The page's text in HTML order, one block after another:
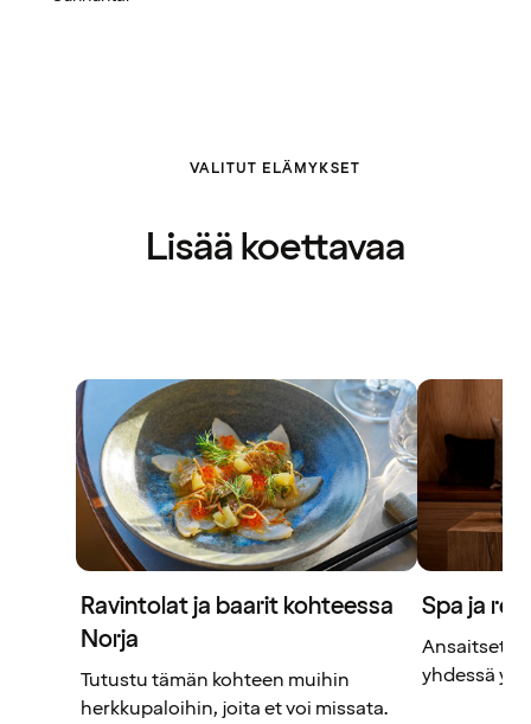
VALITUT ELÄMYKSET
Lisää koettavaa
Ravintolat ja baarit kohteessa
Norja
Tutustu tämän kohteen muihin
herkkupaloihin, joita et voi missata.
Spa ja
Ansaitset
yhdessä